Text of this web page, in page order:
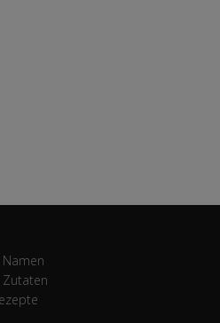
Zutaten